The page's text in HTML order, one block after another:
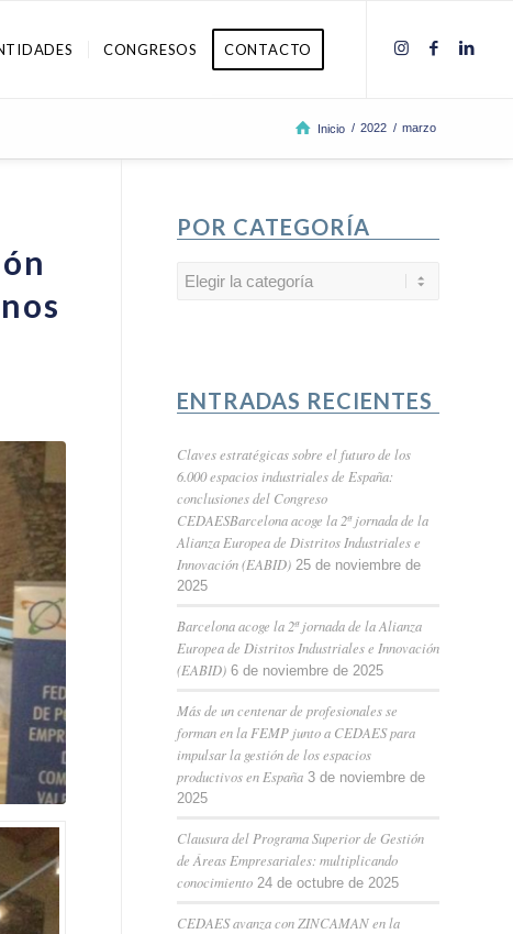
CONGRESOS CONTACTO
Inicio / 2022 / marzo
POR CATEGORÍA
Por
ENTRADAS RECIENTES
Claves estratégicas sobre el futuro de los
6.000 espacios industriales de España:
conclusiones del Congreso
CEDAESBarcelona acoge la 2ª jornada de la
Alianza Europea de Distritos Industriales e
Innovación (EABID) 25 de noviembre de
2025
Barcelona acoge la 2ª jornada de la Alianza
Europea de Distritos Industriales e Innovación
(EABID) 6 de noviembre de 2025
Más de un centenar de profesionales se
forman en la FEMP junto a CEDAES para
impulsar la gestión de los espacios
productivos en España 3 de noviembre de
2025
Clausura del Programa Superior de Gestión
de Áreas Empresariales: multiplicando
conocimiento 24 de octubre de 2025
CEDAES avanza con ZINCAMAN en la